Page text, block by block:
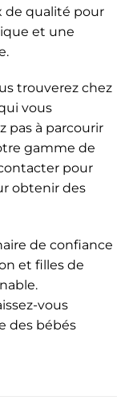
de qualité pour
et une
trouverez chez
vous
pas à parcourir
gamme de
pour
obtenir des
de confiance
et filles de
vous
des bébés